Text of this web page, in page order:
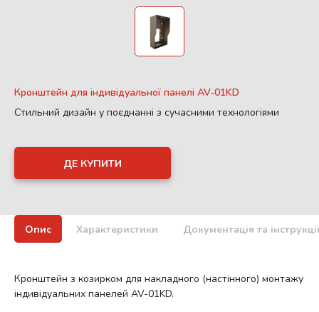
Кронштейн для індивідуальної панелі AV-01KD
Стильний дизайн у поєднанні з сучасними технологіями
ДЕ КУПИТИ
Опис Характеристики Документація та
Кронштейн з козирком для накладного (настінного) монтажу
індивідуальних панелей AV-01KD.